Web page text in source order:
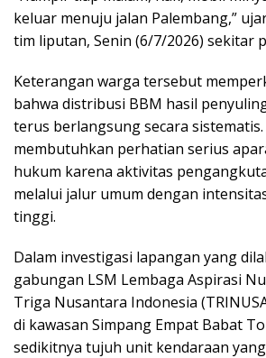
keluar menuju jalan Palembang,”
tim liputan, Senin (6/7/2026) sekitar
Keterangan warga tersebut
bahwa distribusi BBM hasil
terus berlangsung secara
membutuhkan perhatian serius
hukum karena aktivitas
melalui jalur umum dengan
tinggi.
Dalam investigasi lapangan yang
gabungan LSM Lembaga Aspirasi
Triga Nusantara Indonesia
di kawasan Simpang Empat Babat
sedikitnya tujuh unit kendaraan